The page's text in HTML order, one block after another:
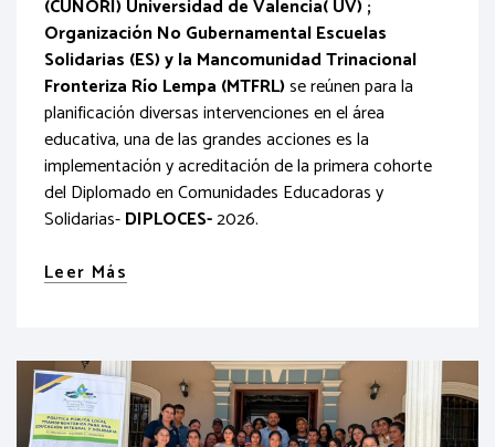
(CUNORI) Universidad de Valencia( UV) ;
Organización No Gubernamental Escuelas
Solidarias (ES) y la Mancomunidad Trinacional
Fronteriza Río Lempa (MTFRL)se reúnen para la
planificación diversas intervenciones en el área
educativa, una de las grandes acciones es la
implementación y acreditación de la primera cohorte
del Diplomado en Comunidades Educadoras y
Solidarias-DIPLOCES-2026.
Leer Más